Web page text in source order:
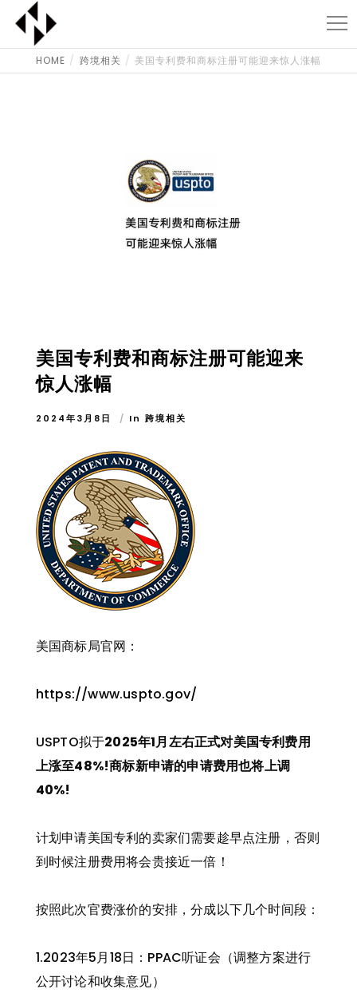
HOME 跨境相关 美国专利费和商标注册可能迎来惊人涨幅
美国专利费和商标注册可能迎来
惊人涨幅
2024年3月8日 In 跨境相关
美国商标局官网：
https://www.uspto.gov/
USPTO拟于2025年1月左右正式对美国专利费用
上涨至48%!商标新申请的申请费用也将上调
40%!
计划申请美国专利的卖家们需要趁早点注册，否则
到时候注册费用将会贵接近一倍！
按照此次官费涨价的安排，分成以下几个时间段：
1.2023年5月18日：PPAC听证会（调整方案进行
公开讨论和收集意见）